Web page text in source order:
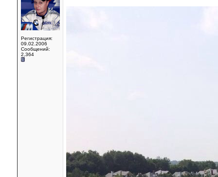
Регистрация:
09.02.2006
Сообщений:
2,364